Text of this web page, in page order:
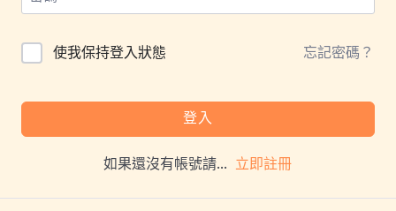
使我保持登入狀態 忘記密碼？
登入
如果還沒有帳號請... 立即註冊